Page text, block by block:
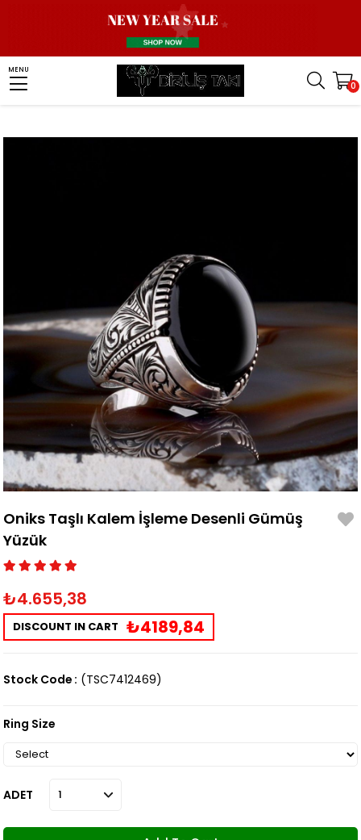
MENU
0
Men Silver Ring Stone Ring Onyx Stone Ring
Oniks Taşlı Kalem İşleme Desenli Gümüş Yüzük
Oniks Taşlı Kalem İşleme Desenli Gümüş
Yüzük
₺4.655,38
DISCOUNT IN CART ₺4189,84
Stock Code (TSC7412469)
Ring Size
ADET